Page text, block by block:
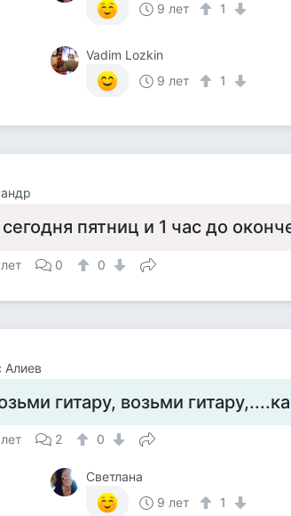
9 лет
1
Vadim Lozkin
9 лет
1
пятниц и 1 час до
0 0
Алиев
гитару, возьми
2 0
Светлана
9 лет
1